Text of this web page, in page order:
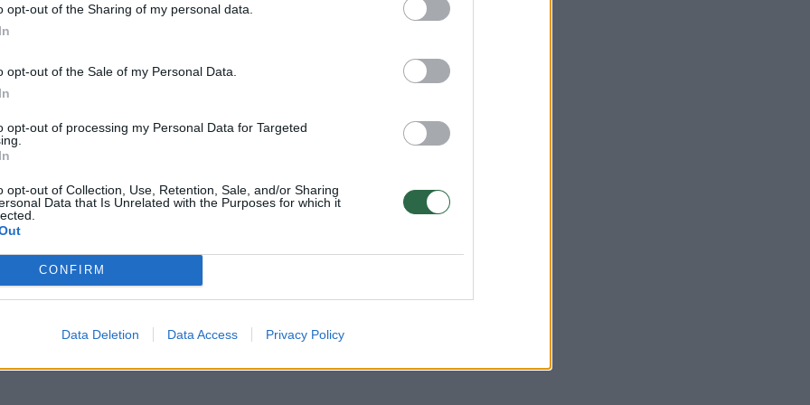
opt-out of the Sharing of my personal data.
opt-out of the Sale of my Personal Data.
opt-out of processing my Personal Data for Targeted
opt-out of Collection, Use, Retention, Sale, and/or Sharing
Data that Is Unrelated with the Purposes for which it
CONFIRM
Data Deletion Data Access Privacy Policy
–
užgaulūs įvardžiai
Aukštaitijos pučiamųjų orkestras
Nyderlanduose apgynė čempionų vardą
Žinios | Lietuvos diena